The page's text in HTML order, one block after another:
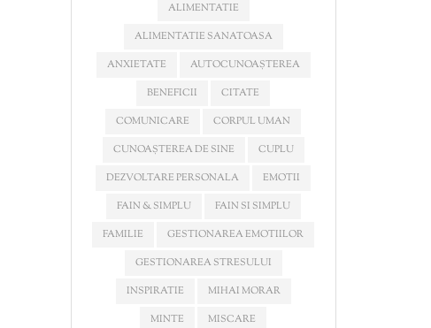
ALIMENTATIE
ALIMENTATIE SANATOASA
ANXIETATE
AUTOCUNOAȘTEREA
BENEFICII
CITATE
COMUNICARE
CORPUL UMAN
CUNOAȘTEREA DE SINE
CUPLU
DEZVOLTARE PERSONALA
EMOTII
FAIN & SIMPLU
FAIN SI SIMPLU
FAMILIE
GESTIONAREA EMOTIILOR
GESTIONAREA STRESULUI
INSPIRATIE
MIHAI MORAR
MINTE
MISCARE